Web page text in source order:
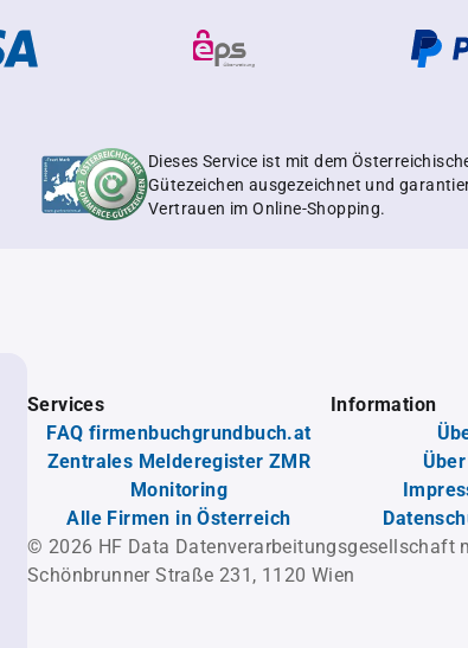
Dieses Service ist mit dem
Gütezeichen ausgezeichnet und
Vertrauen im Online-Shopping.
Services
FAQ firmenbuchgrundbuch.at
Zentrales Melderegister ZMR
Monitoring
Alle Firmen in Österreich
Information
© 2026 HF Data Datenverarbeitungsgesellschaft
Schönbrunner Straße 231, 1120 Wien